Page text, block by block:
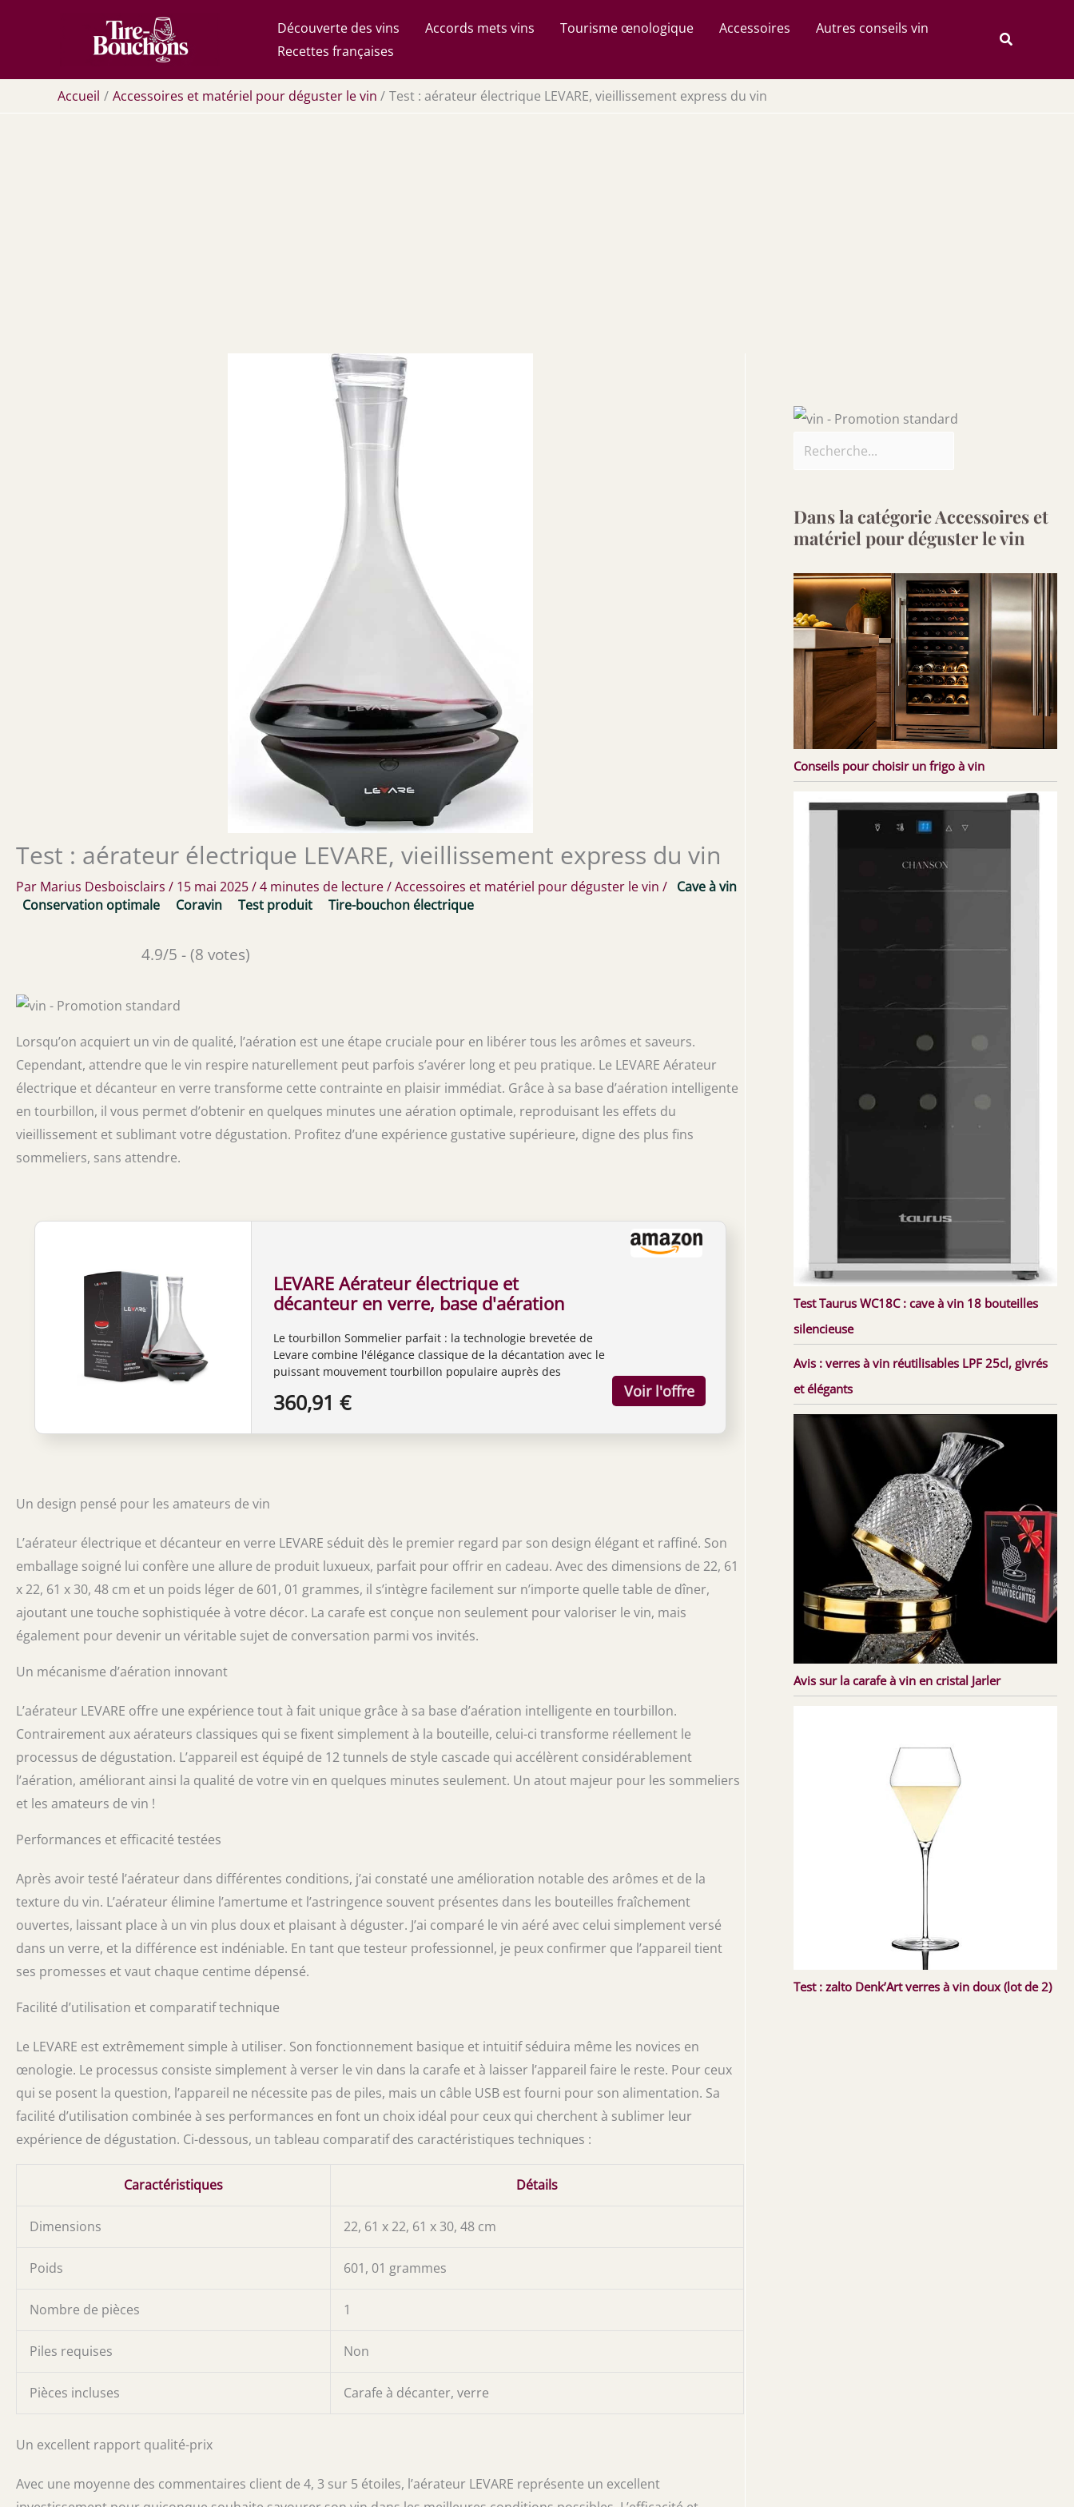
Découverte des vins Accords mets vins Tourisme œnologique Accessoires
Autres conseils vin
Recettes françaises
Rechercher
Accueil Accessoires et matériel pour déguster le vin Test : aérateur électrique LEVARE, vieillissement express du vin
Test : aérateur électrique LEVARE, vieillissement express du vin
Par Marius Desboisclairs / 15 mai 2025/4 minutes de lecture/Accessoires et matériel pour déguster le vin / Cave à vin
Conservation optimale
Coravin Test produit Tire-bouchon électrique
4.9/5 - (8 votes)
Lorsqu’on acquiert un vin de qualité, l’aération est une étape cruciale pour en libérer tous les arômes et saveurs.
Cependant, attendre que le vin respire naturellement peut parfois s’avérer long et peu pratique. Le LEVARE Aérateur
électrique et décanteur en verre transforme cette contrainte en plaisir immédiat. Grâce à sa base d’aération intelligente
en tourbillon, il vous permet d’obtenir en quelques minutes une aération optimale, reproduisant les effets du
vieillissement et sublimant votre dégustation. Profitez d’une expérience gustative supérieure, digne des plus fins
sommeliers, sans attendre.
LEVARE Aérateur électrique et
décanteur en verre, base d'aération
le vin en quelques minutes,
aération de qualité supérieure pour
sommeliers, amateurs de vin
Le tourbillon Sommelier parfait : la technologie brevetée de
Levare combine l'élégance classique de la décantation avec le
puissant mouvement tourbillon populaire auprès des
la dynamique fluide du tourbillon, résultant en un vin vieilli en
l'aération permet à votre vin de « respirer » dans une réaction
traditionnelles : le design intelligent de Levare prend en
compte le volume du vin dans votre carafe et ajuste son cycle
en conséquence. Que vous ayez vidé une nouvelle bouteille ou
que vous souhaitiez simplement profiter d'un verre avec le
dîner, la fonctionnalité One-Touch garantit que votre vin est
aéré à une vitesse optimale Cadeau de qualité supérieure
pour les amateurs de vin : la carafe en verre durable mais
Transformez n'importe quel moment en une occasion : le
système d'aération Levare améliore votre expérience sans
compliquer votre configuration. Peut être alimenté par piles
(piles non incluses) ou simplement branché sur une prise de
courant, de sorte que vous pouvez prendre votre
divertissement de la salle à manger à la terrasse en quelques
360,91 €
Un design pensé pour les amateurs de vin
L’aérateur électrique et décanteur en verre LEVARE séduit dès le premier regard par son design élégant et raffiné. Son
emballage soigné lui confère une allure de produit luxueux, parfait pour offrir en cadeau. Avec des dimensions de 22, 61
x 22, 61 x 30, 48 cm et un poids léger de 601, 01 grammes, il s’intègre facilement sur n’importe quelle table de dîner,
ajoutant une touche sophistiquée à votre décor. La carafe est conçue non seulement pour valoriser le vin, mais
également pour devenir un véritable sujet de conversation parmi vos invités.
Un mécanisme d’aération innovant
L’aérateur LEVARE offre une expérience tout à fait unique grâce à sa base d’aération intelligente en tourbillon.
Contrairement aux aérateurs classiques qui se fixent simplement à la bouteille, celui-ci transforme réellement le
processus de dégustation. L’appareil est équipé de 12 tunnels de style cascade qui accélèrent considérablement
l’aération, améliorant ainsi la qualité de votre vin en quelques minutes seulement. Un atout majeur pour les sommeliers
et les amateurs de vin !
Performances et efficacité testées
Après avoir testé l’aérateur dans différentes conditions, j’ai constaté une amélioration notable des arômes et de la
texture du vin. L’aérateur élimine l’amertume et l’astringence souvent présentes dans les bouteilles fraîchement
ouvertes, laissant place à un vin plus doux et plaisant à déguster. J’ai comparé le vin aéré avec celui simplement versé
dans un verre, et la différence est indéniable. En tant que testeur professionnel, je peux confirmer que l’appareil tient
ses promesses et vaut chaque centime dépensé.
Facilité d’utilisation et comparatif technique
Le LEVARE est extrêmement simple à utiliser. Son fonctionnement basique et intuitif séduira même les novices en
œnologie. Le processus consiste simplement à verser le vin dans la carafe et à laisser l’appareil faire le reste. Pour ceux
qui se posent la question, l’appareil ne nécessite pas de piles, mais un câble USB est fourni pour son alimentation. Sa
facilité d’utilisation combinée à ses performances en font un choix idéal pour ceux qui cherchent à sublimer leur
expérience de dégustation. Ci-dessous, un tableau comparatif des caractéristiques techniques :
Caractéristiques Détails
Dimensions 22, 61 x 22, 61 x 30, 48 cm
Poids 601, 01 grammes
Nombre de pièces 1
Piles requises Non
Pièces incluses Carafe à décanter, verre
Un excellent rapport qualité-prix
Avec une moyenne des commentaires client de 4, 3 sur 5 étoiles, l’aérateur LEVARE représente un excellent
Dans la catégorie Accessoires et
matériel pour déguster le vin
Conseils pour choisir un frigo à vin
Test Taurus WC18C : cave à vin 18 bouteilles
silencieuse
Avis : verres à vin réutilisables LPF 25cl, givrés
et élégants
Avis sur la carafe à vin en cristal Jarler
Test : zalto Denk’Art verres à vin doux (lot de 2)